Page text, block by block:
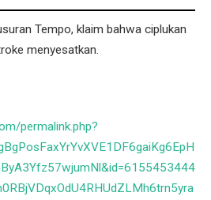
Tempo, klaim bahwa ciplukan
menyesatkan.
permalink.php?